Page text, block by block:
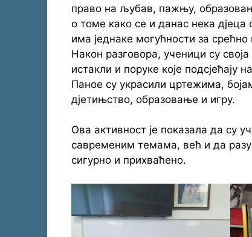
право на љубав, пажњу,
о томе како се и данас нека дјеца
има једнаке могућности за
Након разговора, ученици су
истакли и поруке које подсјећају
Паное су украсили цртежима,
дјетињство, образовање и игру.
Ова активност је показала да су
савременим темама, већ и да
сигурно и прихваћено.